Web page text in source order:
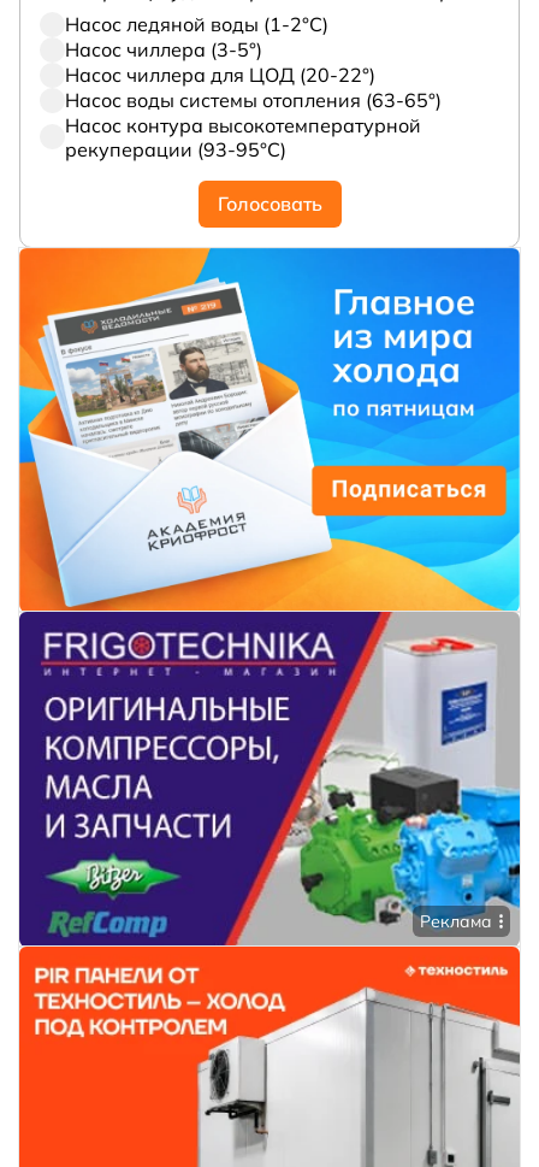
Насос ледяной воды (1-2°С)
Насос чиллера (3-5°)
Насос чиллера для ЦОД (20-22°)
Насос воды системы отопления (63-65°)
Насос контура высокотемпературной
рекуперации (93-95°С)
Голосовать
Реклама